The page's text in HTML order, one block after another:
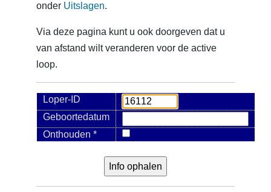
onder Uitslagen.
Via deze pagina kunt u ook doorgeven dat u
van afstand wilt veranderen voor de active
loop.
Loper-ID
Geboortedatum
Onthouden *